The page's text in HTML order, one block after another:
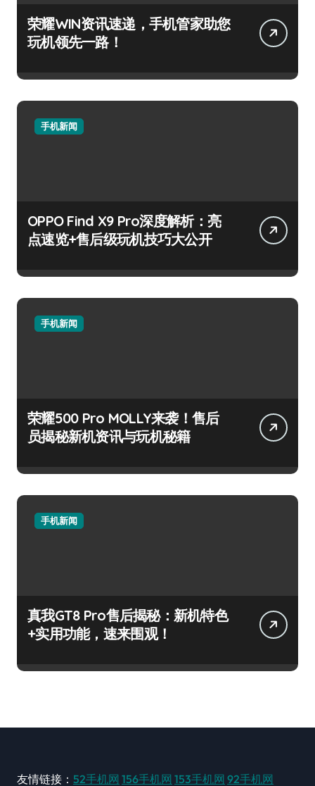
荣耀WIN资讯速递，手机管家助您
玩机领先一路！
手机新闻
OPPO Find X9 Pro深度解析：亮
点速览+售后级玩机技巧大公开
手机新闻
荣耀500 Pro MOLLY来袭！售后
员揭秘新机资讯与玩机秘籍
手机新闻
真我GT8 Pro售后揭秘：新机特色
+实用功能，速来围观！
友情链接： 52手机网 156手机网 153手机网 92手机网